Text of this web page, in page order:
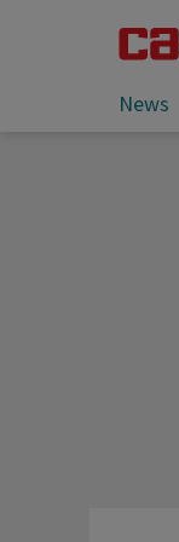
News
Sie lesen: